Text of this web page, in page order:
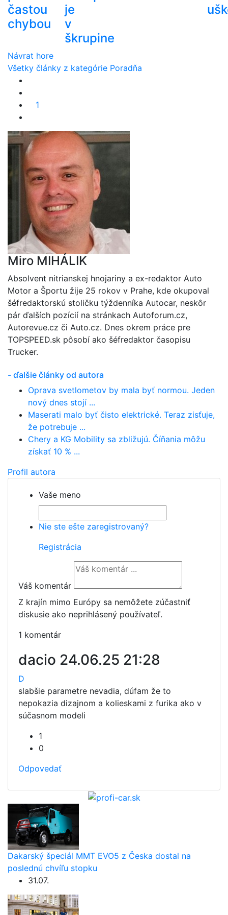
častou
chybou
je
v
škrupine
Návrat hore
Všetky články z kategórie Poradňa
1
Miro MIHÁLIK
Absolvent nitrianskej hnojariny a ex-redaktor Auto
Motor a Športu žije 25 rokov v Prahe, kde okupoval
šéfredaktorskú stoličku týždenníka Autocar, neskôr
pár ďalších pozícií na stránkach Autoforum.cz,
Autorevue.cz či Auto.cz. Dnes okrem práce pre
TOPSPEED.sk pôsobí ako šéfredaktor časopisu
Trucker.
- ďalšie články od autora
Oprava svetlometov by mala byť normou. Jeden
nový dnes stojí ...
Maserati malo byť čisto elektrické. Teraz zisťuje,
že potrebuje ...
Chery a KG Mobility sa zbližujú. Číňania môžu
získať 10 % ...
Profil autora
Vaše meno
Nie ste ešte zaregistrovaný?
Registrácia
Váš komentár
Z krajín mimo Európy sa nemôžete zúčastniť
diskusie ako neprihlásený používateľ.
1 komentár
dacio 24.06.25 21:28
D
slabšie parametre nevadia, dúfam že to
nepokazia dizajnom a kolieskami z furika ako v
súčasnom modeli
1
0
Odpovedať
Dakarský špeciál MMT EVO5 z Česka dostal na
poslednú chvíľu stopku
31.07.